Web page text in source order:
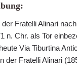
der Fratelli Alinari
n. Chr. als Tor
Via Tiburtina
der Fratelli Alinari